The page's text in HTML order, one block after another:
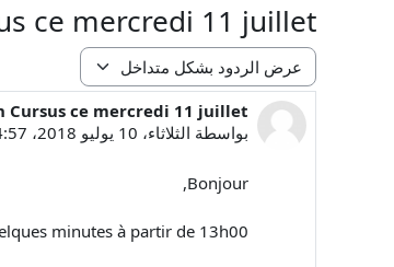
ce mercredi 11 juillet
نمط العرض
Cursus ce mercredi 11 juillet
بواسطة الثلاثاء، 10 يوليو 2018، 4:57 PM
عدد الردود: 0
Bonjour,
minutes à partir de 13h00.